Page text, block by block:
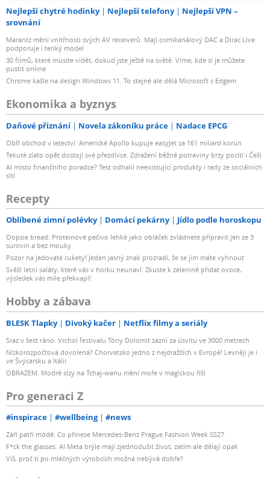
Nejlepší chytré hodinky Nejlepší telefony
Nejlepší VPN –
srovnání
Marantz mění vnitřnosti svých AV receiverů. Mají osmikanálový DAC a Dirac Live
podporuje i tenký model
30 filmů, které musíte vidět, dokud jste ještě na světě. Víme, kde si je můžete
pustit online
Chrome kašle na design Windows 11. To stejné ale dělá Microsoft s Edgem
Ekonomika a byznys
Daňové přiznání Novela zákoníku práce Nadace EPCG
Obří obchod v letectví. Americké Apollo kupuje easyJet za 161 miliard korun
Tekuté zlato opět dostojí své přezdívce. Zdražení běžné potraviny brzy pocítí i Češi
AI místo finančního poradce? Test odhalil neexistující produkty i rady ze sociálních
sítí
Recepty
Oblíbené zimní polévky Domácí pekárny Jídlo podle horoskopu
Oopsie bread: Proteinové pečivo lehké jako obláček zvládnete připravit jen ze 3
surovin a bez mouky
Pozor na jedovaté cukety! Jeden jasný znak prozradí, že se jim máte vyhnout
Svěží letní saláty, které vás v horku neunaví: Zkuste k zelenině přidat ovoce,
výsledek vás mile překvapí!
Hobby a zábava
BLESK Tlapky Divoký kačer Netflix filmy a seriály
Sraz v šest ráno. Vrchol festivalu Tóny Dolomit zazní za úsvitu ve 3000 metrech
Nízkorozpočtová dovolená? Chorvatsko jedno z nejdražších v Evropě! Levněji je i
ve Švýcarsku a Itálii
OBRAZEM: Modré slzy na Tchaj-wanu mění moře v magickou říši
Pro generaci Z
#inspirace #wellbeing #news
Září patří módě: Co přinese Mercedes-Benz Prague Fashion Week SS27
F*ck the glasses: AI Meta brýle mají zjednodušit život, zatím ale dělají opak
Víš, proč ti po mléčných výrobcích možná nebývá dobře?